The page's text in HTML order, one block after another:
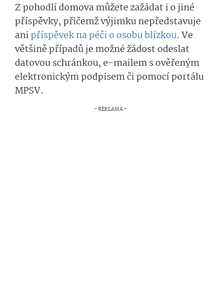
Z pohodlí domova můžete zažádat i o jiné
příspěvky, přičemž výjimku nepředstavuje
anipříspěvek na péči o osobu blízkou. Ve
většině případů je možné žádost odeslat
datovou schránkou, e-mailem s ověřeným
elektronickým podpisem či pomocí portálu
MPSV.